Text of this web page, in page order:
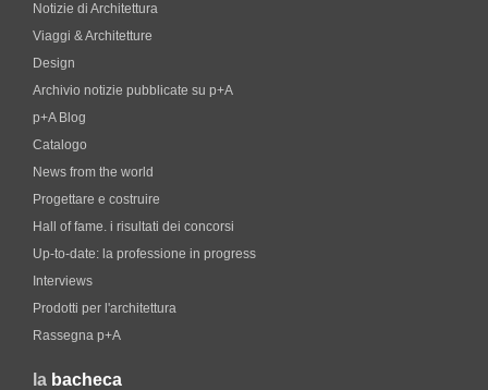
Notizie di Architettura
Viaggi & Architetture
Design
Archivio notizie pubblicate su p+A
p+A Blog
Catalogo
News from the world
Progettare e costruire
Hall of fame. i risultati dei concorsi
Up-to-date: la professione in progress
Interviews
Prodotti per l'architettura
Rassegna p+A
la bacheca